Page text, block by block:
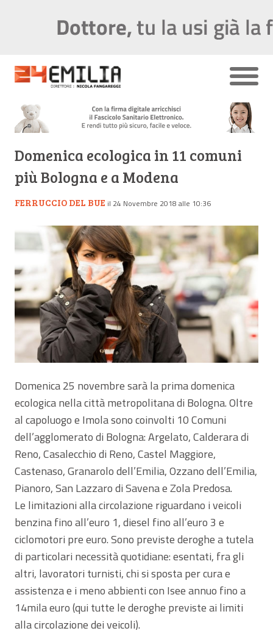
Domenica ecologica in 11 comuni
più Bologna e a Modena
FERRUCCIO DEL BUE il 24 Novembre 2018 alle 10:36
Domenica 25 novembre sarà la prima domenica
ecologica nella città metropolitana di Bologna. Oltre
al capoluogo e Imola sono coinvolti 10 Comuni
dell’agglomerato di Bologna: Argelato, Calderara di
Reno, Casalecchio di Reno, Castel Maggiore,
Castenaso, Granarolo dell’Emilia, Ozzano dell’Emilia,
Pianoro, San Lazzaro di Savena e Zola Predosa.
Le limitazioni alla circolazione riguardano i veicoli
benzina fino all’euro 1, diesel fino all’euro 3 e
ciclomotori pre euro. Sono previste deroghe a tutela
di particolari necessità quotidiane: esentati, fra gli
altri, lavoratori turnisti, chi si sposta per cura e
assistenza e i meno abbienti con Isee annuo fino a
14mila euro (qui tutte le deroghe previste ai limiti
alla circolazione dei veicoli).